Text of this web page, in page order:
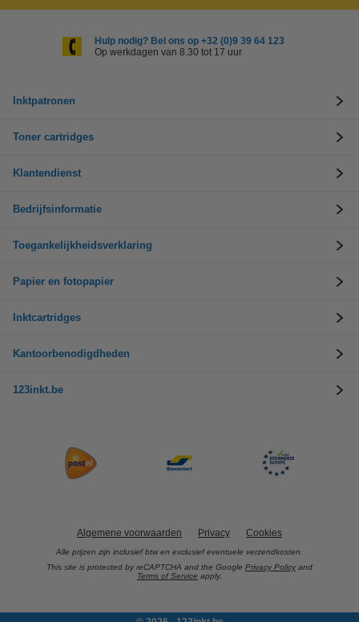
Hulp nodig? Bel ons op +32 (0)9 39 64 123
Op werkdagen van 8.30 tot 17 uur
Inktpatronen
Toner cartridges
Klantendienst
Bedrijfsinformatie
Toegankelijkheidsverklaring
Papier en fotopapier
Inktcartridges
Kantoorbenodigdheden
123inkt.be
Algemene voorwaarden Privacy Cookies
Alle prijzen zijn inclusief btw en exclusief eventuele verzendkosten.
This site is protected by reCAPTCHA and the Google Privacy Policy and
Terms of Service apply.